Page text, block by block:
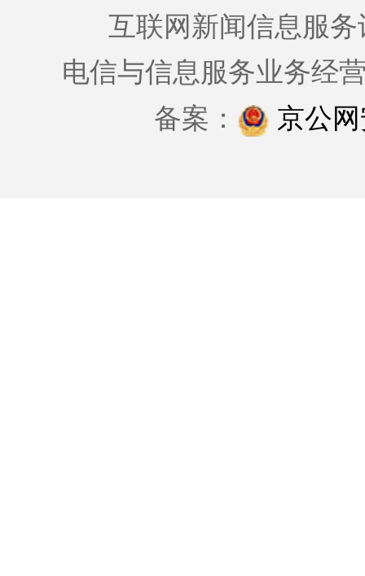
互联网新闻信息服务
电信与信息服务业务经
备案：
京公网